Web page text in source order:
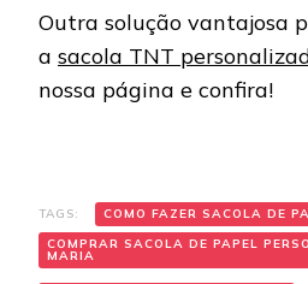
Outra solução vantajosa
a sacola TNT
nossa página e confira!
TAGS:
COMO FAZER SACOLA DE
COMPRAR SACOLA DE PAPEL
MARIA